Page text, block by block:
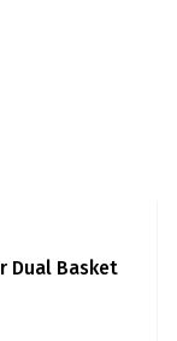
Dual Basket